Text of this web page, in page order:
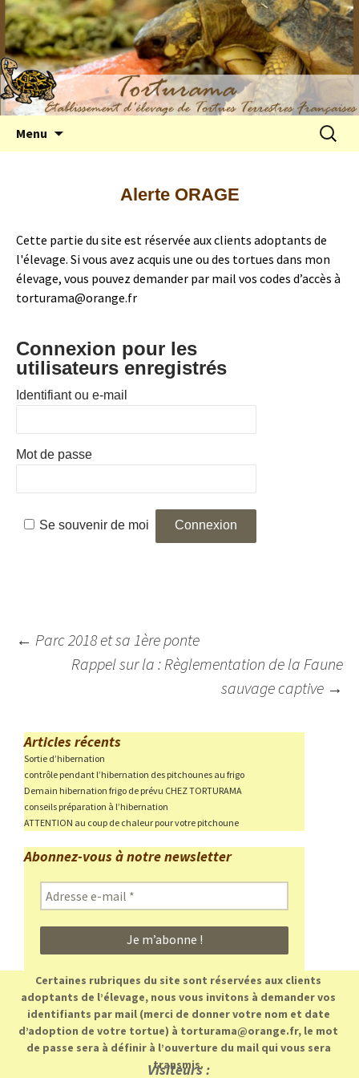
Elevage de tortues terrestres françaises
Hermann
Menu
Alerte ORAGE
Cette partie du site est réservée aux clients adoptants de
l'élevage. Si vous avez acquis une ou des tortues dans mon
élevage, vous pouvez demander par mail vos codes d’accès à
torturama@orange.fr
Connexion pour les
utilisateurs enregistrés
Identifiant ou e-mail
Mot de passe
Se souvenir de moi
Navigation
← Parc 2018 et sa 1ère ponte
Rappel sur la : Règlementation de la Faune
sauvage captive →
Articles récents
Sortie d’hibernation
contrôle pendant l’hibernation des pitchounes au frigo
Demain hibernation frigo de prévu CHEZ TORTURAMA
conseils préparation à l’hibernation
ATTENTION au coup de chaleur pour votre pitchoune
Abonnez-vous à notre newsletter
Adresse
e-
mail
Certaines rubriques du site sont réservées aux clients
adoptants de l’élevage, nous vous invitons à demander vos
identifiants par mail (merci de donner votre nom et date
d’adoption de votre tortue) à torturama@orange.fr, le mot
de passe sera à définir à l’ouverture du mail qui vous sera
transmis.
Visiteurs :